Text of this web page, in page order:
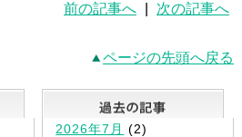
前の記事へ 次の記事へ
ページの先頭へ戻る
最新記事一覧
2026年7月 (2)